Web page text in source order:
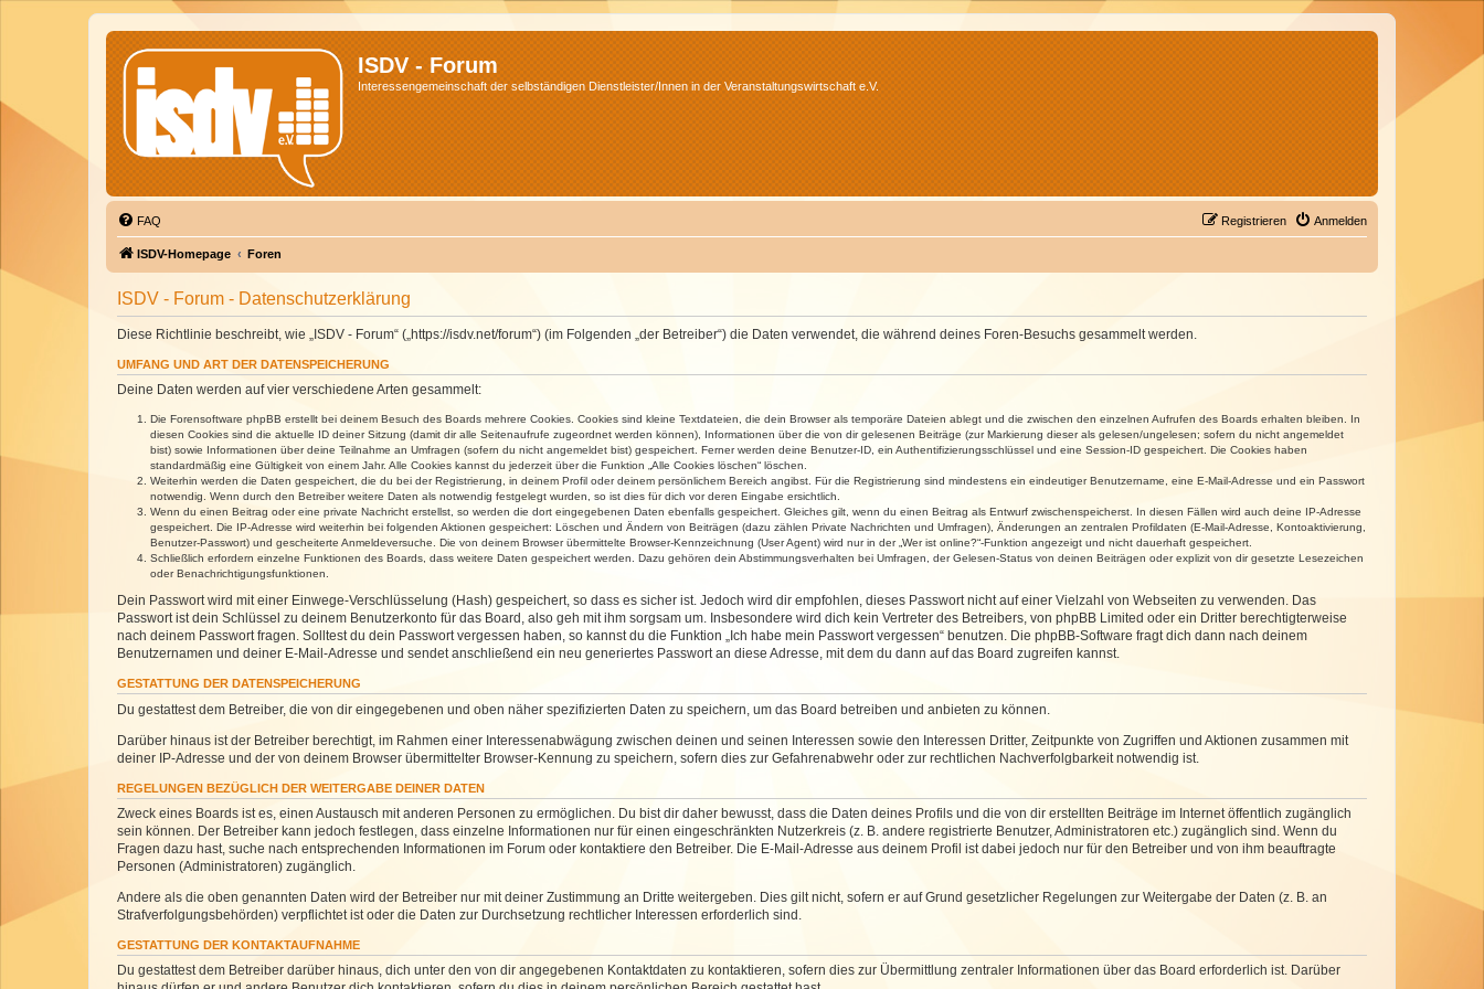
ISDV - Forum
Interessengemeinschaft der selbständigen Dienstleister/Innen in der Veranstaltungswirtschaft e.V.
FAQ Anmelden
Registrieren
ISDV-Homepage Foren
ISDV - Forum - Datenschutzerklärung
Diese Richtlinie beschreibt, wie „ISDV - Forum“ („https://isdv.net/forum“) (im Folgenden „der Betreiber“) die Daten verwendet, die während deines Foren-Besuchs gesammelt werden.
UMFANG UND ART DER DATENSPEICHERUNG
Deine Daten werden auf vier verschiedene Arten gesammelt:
Die Forensoftware phpBB erstellt bei deinem Besuch des Boards mehrere Cookies. Cookies sind kleine Textdateien, die dein Browser als temporäre Dateien ablegt und die zwischen den einzelnen Aufrufen des Boards erhalten bleiben. In
diesen Cookies sind die aktuelle ID deiner Sitzung (damit dir alle Seitenaufrufe zugeordnet werden können), Informationen über die von dir gelesenen Beiträge (zur Markierung dieser als gelesen/ungelesen; sofern du nicht angemeldet
bist) sowie Informationen über deine Teilnahme an Umfragen (sofern du nicht angemeldet bist) gespeichert. Ferner werden deine Benutzer-ID, ein Authentifizierungsschlüssel und eine Session-ID gespeichert. Die Cookies haben
standardmäßig eine Gültigkeit von einem Jahr. Alle Cookies kannst du jederzeit über die Funktion „Alle Cookies löschen“ löschen.
Weiterhin werden die Daten gespeichert, die du bei der Registrierung, in deinem Profil oder deinem persönlichem Bereich angibst. Für die Registrierung sind mindestens ein eindeutiger Benutzername, eine E-Mail-Adresse und ein Passwort
notwendig. Wenn durch den Betreiber weitere Daten als notwendig festgelegt wurden, so ist dies für dich vor deren Eingabe ersichtlich.
Wenn du einen Beitrag oder eine private Nachricht erstellst, so werden die dort eingegebenen Daten ebenfalls gespeichert. Gleiches gilt, wenn du einen Beitrag als Entwurf zwischenspeicherst. In diesen Fällen wird auch deine IP-Adresse
gespeichert. Die IP-Adresse wird weiterhin bei folgenden Aktionen gespeichert: Löschen und Ändern von Beiträgen (dazu zählen Private Nachrichten und Umfragen), Änderungen an zentralen Profildaten (E-Mail-Adresse, Kontoaktivierung,
Benutzer-Passwort) und gescheiterte Anmeldeversuche. Die von deinem Browser übermittelte Browser-Kennzeichnung (User Agent) wird nur in der „Wer ist online?“-Funktion angezeigt und nicht dauerhaft gespeichert.
Schließlich erfordern einzelne Funktionen des Boards, dass weitere Daten gespeichert werden. Dazu gehören dein Abstimmungsverhalten bei Umfragen, der Gelesen-Status von deinen Beiträgen oder explizit von dir gesetzte Lesezeichen
oder Benachrichtigungsfunktionen.
Dein Passwort wird mit einer Einwege-Verschlüsselung (Hash) gespeichert, so dass es sicher ist. Jedoch wird dir empfohlen, dieses Passwort nicht auf einer Vielzahl von Webseiten zu verwenden. Das
Passwort ist dein Schlüssel zu deinem Benutzerkonto für das Board, also geh mit ihm sorgsam um. Insbesondere wird dich kein Vertreter des Betreibers, von phpBB Limited oder ein Dritter berechtigterweise
nach deinem Passwort fragen. Solltest du dein Passwort vergessen haben, so kannst du die Funktion „Ich habe mein Passwort vergessen“ benutzen. Die phpBB-Software fragt dich dann nach deinem
Benutzernamen und deiner E-Mail-Adresse und sendet anschließend ein neu generiertes Passwort an diese Adresse, mit dem du dann auf das Board zugreifen kannst.
GESTATTUNG DER DATENSPEICHERUNG
Du gestattest dem Betreiber, die von dir eingegebenen und oben näher spezifizierten Daten zu speichern, um das Board betreiben und anbieten zu können.
Darüber hinaus ist der Betreiber berechtigt, im Rahmen einer Interessenabwägung zwischen deinen und seinen Interessen sowie den Interessen Dritter, Zeitpunkte von Zugriffen und Aktionen zusammen mit
deiner IP-Adresse und der von deinem Browser übermittelter Browser-Kennung zu speichern, sofern dies zur Gefahrenabwehr oder zur rechtlichen Nachverfolgbarkeit notwendig ist.
REGELUNGEN BEZÜGLICH DER WEITERGABE DEINER DATEN
Zweck eines Boards ist es, einen Austausch mit anderen Personen zu ermöglichen. Du bist dir daher bewusst, dass die Daten deines Profils und die von dir erstellten Beiträge im Internet öffentlich zugänglich
sein können. Der Betreiber kann jedoch festlegen, dass einzelne Informationen nur für einen eingeschränkten Nutzerkreis (z. B. andere registrierte Benutzer, Administratoren etc.) zugänglich sind. Wenn du
Fragen dazu hast, suche nach entsprechenden Informationen im Forum oder kontaktiere den Betreiber. Die E-Mail-Adresse aus deinem Profil ist dabei jedoch nur für den Betreiber und von ihm beauftragte
Personen (Administratoren) zugänglich.
Andere als die oben genannten Daten wird der Betreiber nur mit deiner Zustimmung an Dritte weitergeben. Dies gilt nicht, sofern er auf Grund gesetzlicher Regelungen zur Weitergabe der Daten (z. B. an
Strafverfolgungsbehörden) verpflichtet ist oder die Daten zur Durchsetzung rechtlicher Interessen erforderlich sind.
GESTATTUNG DER KONTAKTAUFNAHME
Du gestattest dem Betreiber darüber hinaus, dich unter den von dir angegebenen Kontaktdaten zu kontaktieren, sofern dies zur Übermittlung zentraler Informationen über das Board erforderlich ist. Darüber